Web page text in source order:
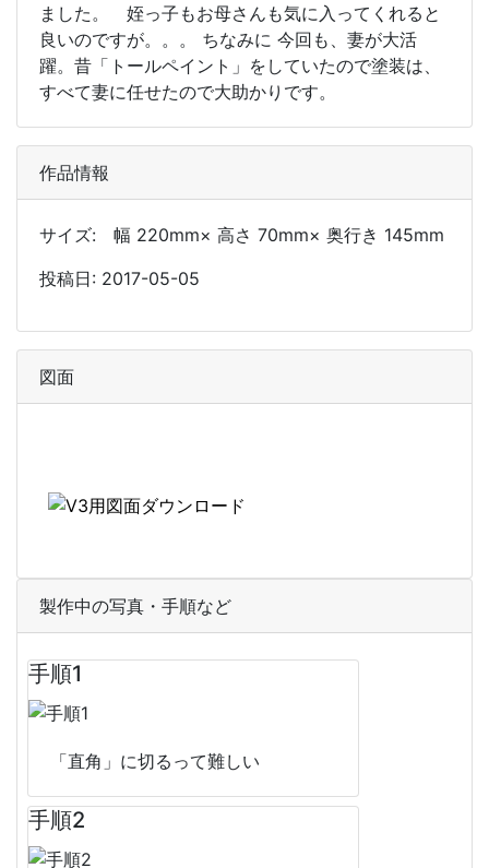
ました。 姪っ子もお母さんも気に入ってくれると
良いのですが。。。 ちなみに 今回も、妻が大活
躍。昔「トールペイント」をしていたので塗装は、
すべて妻に任せたので大助かりです。
作品情報
サイズ: 幅 220mm× 高さ 70mm× 奥行き 145mm
投稿日: 2017-05-05
図面
製作中の写真・手順など
手順1
「直角」に切るって難しい
手順2